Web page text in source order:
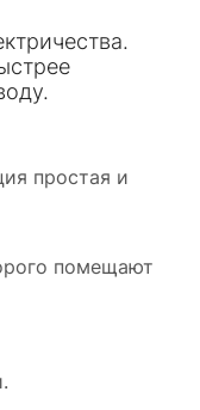
простая и
помещают